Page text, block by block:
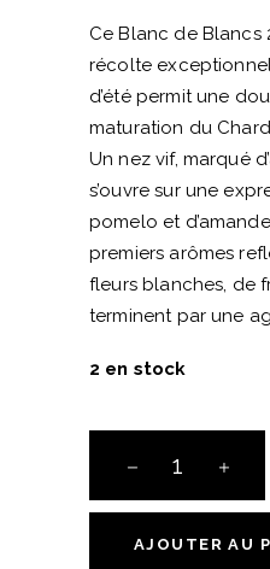
Ce Blanc de Blancs
récolte
d’été permit une
maturation du
Un nez vif, marqué
s’ouvre sur une
pomelo et
premiers arômes
fleurs blanches, de
terminent par une
2 en stock
Telmont
-
BlancAJOUTER AU